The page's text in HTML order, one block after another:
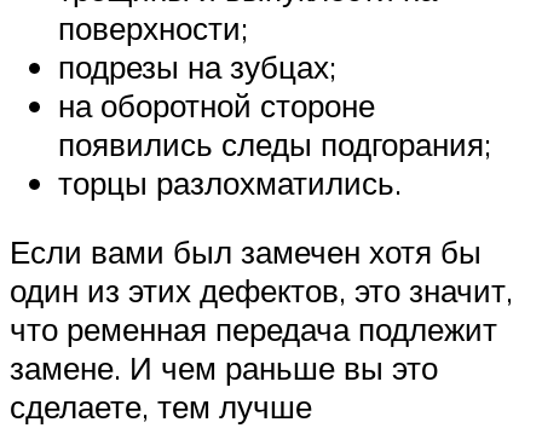
поверхности;
подрезы на зубцах;
на оборотной стороне
появились следы подгорания;
торцы разлохматились.
Если вами был замечен хотя бы
один из этих дефектов, это значит,
что ременная передача подлежит
замене. И чем раньше вы это
сделаете, тем лучше